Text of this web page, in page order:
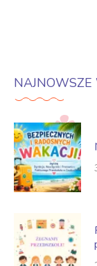
NAJNOWSZE